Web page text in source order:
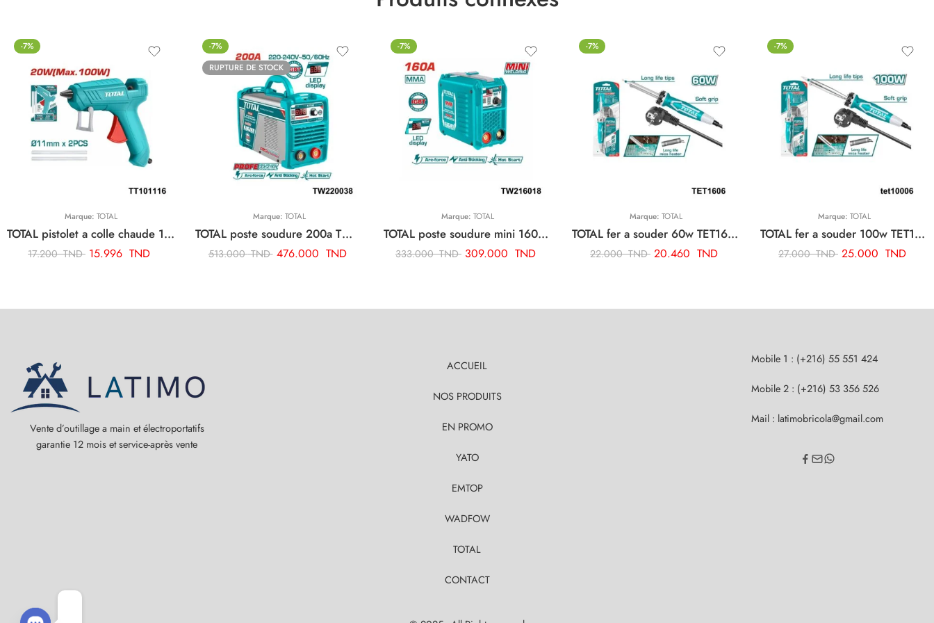
-7%
Marque: TOTAL
TOTAL pistolet a colle chaude 100w TT101116
17.200TND 15.996 TND
-7%
RUPTURE DE STOCK
Marque: TOTAL
TOTAL poste soudure 200a TW220038
513.000TND 476.000 TND
-7%
Marque: TOTAL
TOTAL poste soudure mini 160a TW216018
333.000TND 309.000 TND
-7%
Marque: TOTAL
TOTAL fer a souder 60w TET1606
22.000TND 20.460 TND
-7%
Marque: TOTAL
TOTAL fer a souder 100w TET10006
27.000TND 25.000 TND
Vente d’outillage a main et électroportatifs
garantie 12 mois et service-après vente
ACCUEIL
NOS PRODUITS
EN PROMO
YATO
EMTOP
WADFOW
TOTAL
CONTACT
Mobile 1 : (+216) 55 551 424
Mobile 2 : (+216) 53 356 526
Mail : latimobricola@gmail.com